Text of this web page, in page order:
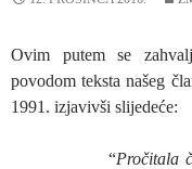
Ovim putem se
povodom teksta našeg
1991. izjavivši slijedeće:
“Pročitala